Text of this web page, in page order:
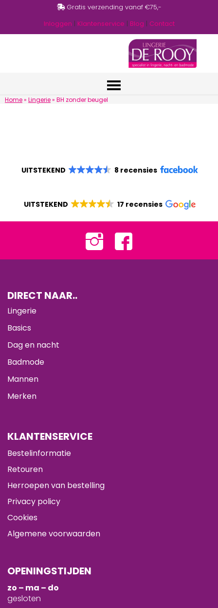
Gratis verzending vanaf €75,-
Inloggen | Klantenservice | Blog | Contact
Home» Lingerie» BH zonder beugel
UITSTEKEND 8 recensies
UITSTEKEND 17 recensies
DIRECT NAAR..
Lingerie
Basics
Dag en nacht
Badmode
Mannen
Merken
KLANTENSERVICE
Bestelinformatie
Retouren
Herroepen van bestelling
Privacy policy
Cookies
Algemene voorwaarden
OPENINGSTIJDEN
zo – ma – do
gesloten